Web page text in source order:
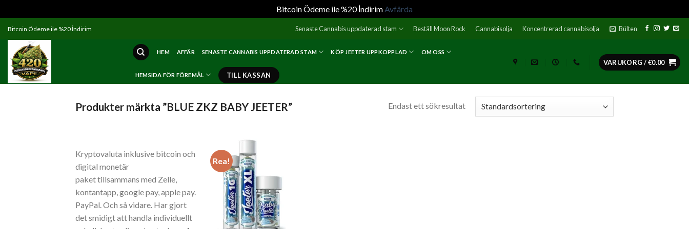
Bitcoin Ödeme ile %20 İndirimAvfärda
content
Bitcoin Ödeme ile %20 İndirim Senaste Cannabis uppdaterad stam Beställ Moon Rock Cannabisolja Koncentrerad cannabisolja Bülten
HEM AFFÄR SENASTE CANNABIS UPPDATERAD STAM KÖP JEETER UPPKOPPLAD OM OSS
HEMSIDA FÖR FÖREMÅL TILL KASSAN
VARUKORG /€0.00
Produkter märkta ”BLUE ZKZ BABY JEETER” Endast ett sökresultat
Kryptovaluta inklusive bitcoin och
digital monetär
paket tillsammans med Zelle,
kontantapp, google pay, apple pay.
PayPal. Och så vidare. Har gjort
det smidigt att handla individuellt
Rea!